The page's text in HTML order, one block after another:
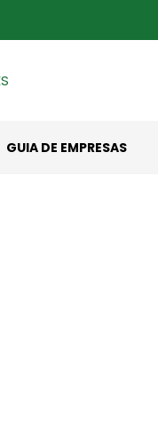
GUIA DE EMPRESAS